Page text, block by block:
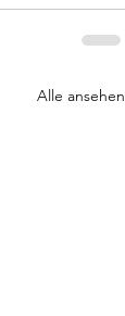
Alle ansehen